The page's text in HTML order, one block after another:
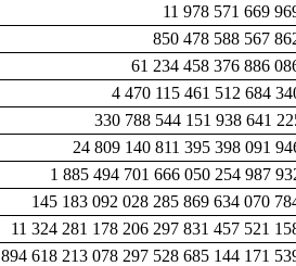
11 978 571 669
850 478 588 567
61 234 458 376 886
4 470 115 461 512 684
330 788 544 151 938 641
24 809 140 811 395 398 091
1 885 494 701 666 050 254 987
145 183 092 028 285 869 634 070
11 324 281 178 206 297 831 457 521
894 618 213 078 297 528 685 144 171